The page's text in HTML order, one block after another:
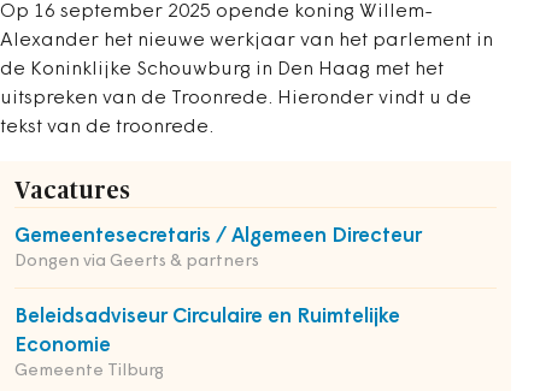
Op 16 september 2025 opende koning Willem-
Alexander het nieuwe werkjaar van het parlement in
de Koninklijke Schouwburg in Den Haag met het
uitspreken van de Troonrede. Hieronder vindt u de
tekst van de troonrede.
Vacatures
Gemeentesecretaris / Algemeen Directeur
Dongen via Geerts & partners
Beleidsadviseur Circulaire en Ruimtelijke
Economie
Gemeente Tilburg